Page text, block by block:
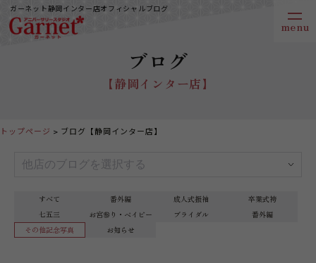
ガーネット静岡インター店オフィシャルブログ
ブログ
【静岡インター店】
すべて 番外編 成人式振袖
卒業式袴
七五三
お宮参り・ベイビー ブライダル
番外編
その他記念写真
お知らせ
トップページ ブログ【静岡インター店】